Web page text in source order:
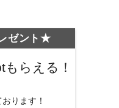
ゼント★
らえる！
ります！